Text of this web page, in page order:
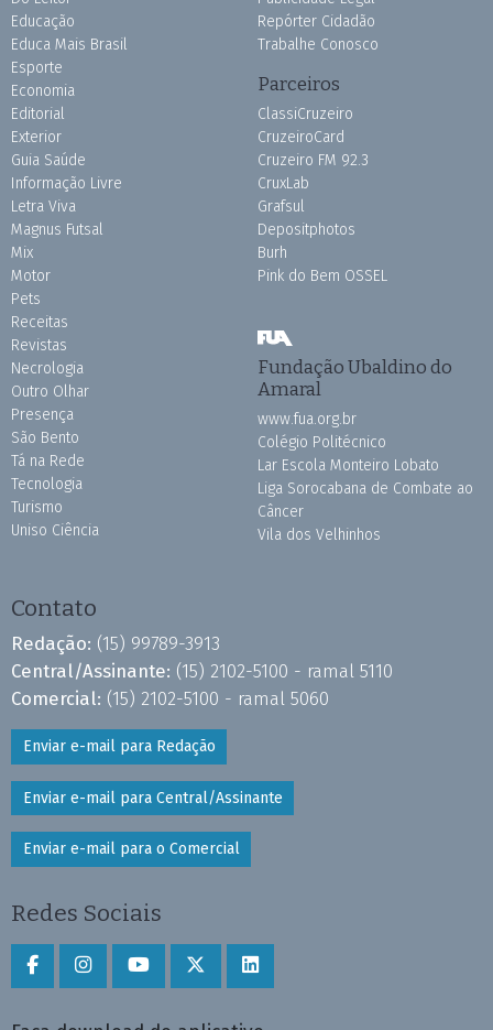
Educação
Educa Mais Brasil
Esporte
Economia
Editorial
Exterior
Guia Saúde
Informação Livre
Letra Viva
Magnus Futsal
Mix
Motor
Pets
Receitas
Revistas
Necrologia
Outro Olhar
Presença
São Bento
Tá na Rede
Tecnologia
Turismo
Uniso Ciência
Repórter Cidadão
Trabalhe Conosco
Parceiros
ClassiCruzeiro
CruzeiroCard
Cruzeiro FM 92.3
CruxLab
Grafsul
Depositphotos
Burh
Pink do Bem OSSEL
Fundação Ubaldino do
Amaral
www.fua.org.br
Colégio Politécnico
Lar Escola Monteiro Lobato
Liga Sorocabana de Combate ao
Câncer
Vila dos Velhinhos
Contato
Redação: (15) 99789-3913
Central/Assinante: (15) 2102-5100 - ramal 5110
Comercial: (15) 2102-5100 - ramal 5060
Enviar e-mail para Redação
Enviar e-mail para Central/Assinante
Enviar e-mail para o Comercial
Redes Sociais